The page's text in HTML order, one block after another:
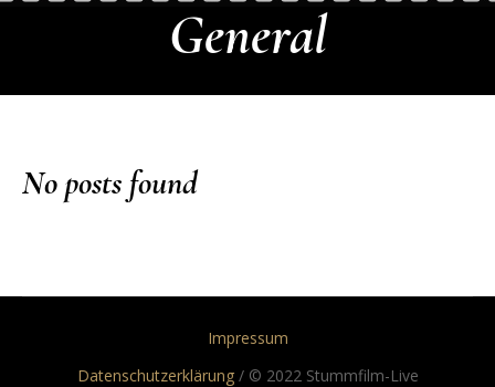
General
No posts found
Impressum
Datenschutzerklärung/ © 2022 Stummfilm-Live